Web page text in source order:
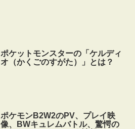
ポケットモンスターの「ケルディ
オ（かくごのすがた）」とは？
ポケモンB2W2のPV、プレイ映
像、BWキュレムバトル、驚愕の